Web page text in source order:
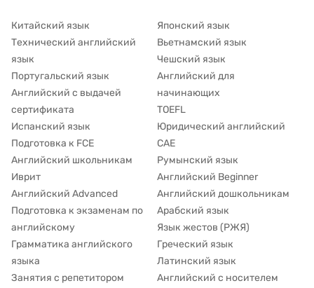
Китайский язык
Технический английский
язык
Португальский язык
Английский с выдачей
сертификата
Испанский язык
Подготовка к FCE
Английский школьникам
Иврит
Английский Advanced
Подготовка к экзаменам по
английскому
Грамматика английского
языка
Занятия с репетитором
Японский язык
Вьетнамский язык
Чешский язык
Английский для
начинающих
TOEFL
Юридический английский
CAE
Румынский язык
Английский Beginner
Английский дошкольникам
Арабский язык
Язык жестов (РЖЯ)
Греческий язык
Латинский язык
Английский с носителем